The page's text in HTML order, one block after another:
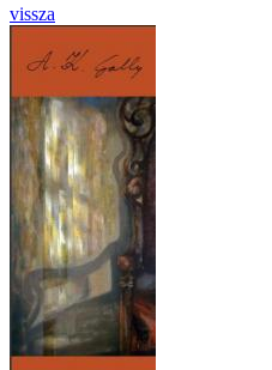
vissza